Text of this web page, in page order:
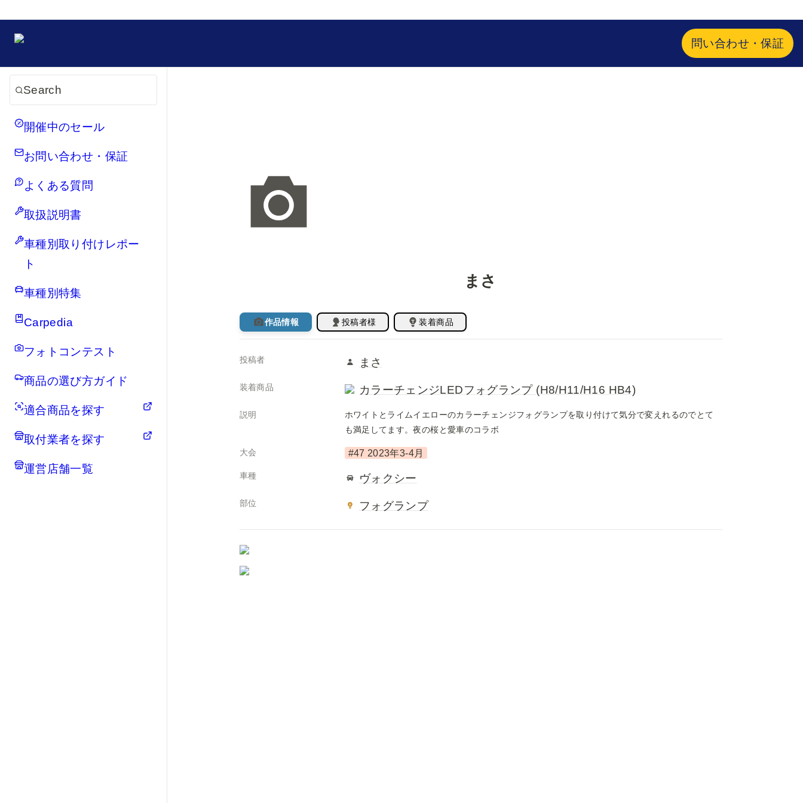
問い合わせ・保証
Search
開催中のセール
お問い合わせ・保証
よくある質問
取扱説明書
車種別取り付けレポー
ト
車種別特集
Carpedia
フォトコンテスト
商品の選び方ガイド
適合商品を探す
取付業者を探す
運営店舗一覧
まさ
作品情報 投稿者様 装着商品
投稿者 まさ
装着商品 カラーチェンジLEDフォグランプ (H8/H11/H16 HB4)
説明
ホワイトとライムイエローのカラーチェンジフォグランプを取り付けて気分で変えれるのでとて
も満足してます。夜の桜と愛車のコラボ
大会 #47 2023年3-4月
車種 ヴォクシー
部位 フォグランプ